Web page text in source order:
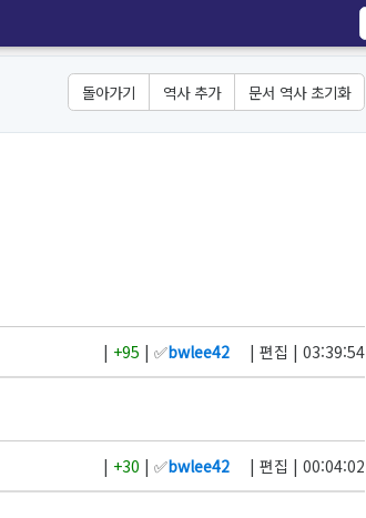
돌아가기 역사 추가 문서 역사 초기화
| +95 | ✅bwlee42 | 편집 | 03:39:54
| +30 | ✅bwlee42 | 편집 | 00:04:02